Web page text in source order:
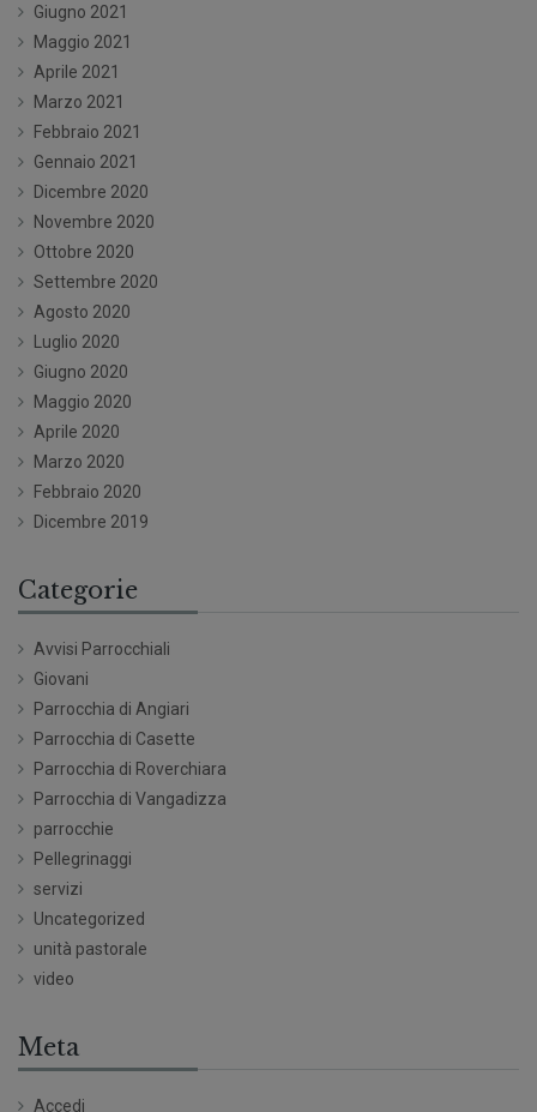
Giugno 2021
Maggio 2021
Aprile 2021
Marzo 2021
Febbraio 2021
Gennaio 2021
Dicembre 2020
Novembre 2020
Ottobre 2020
Settembre 2020
Agosto 2020
Luglio 2020
Giugno 2020
Maggio 2020
Aprile 2020
Marzo 2020
Febbraio 2020
Dicembre 2019
Categorie
Avvisi Parrocchiali
Giovani
Parrocchia di Angiari
Parrocchia di Casette
Parrocchia di Roverchiara
Parrocchia di Vangadizza
parrocchie
Pellegrinaggi
servizi
Uncategorized
unità pastorale
video
Meta
Accedi